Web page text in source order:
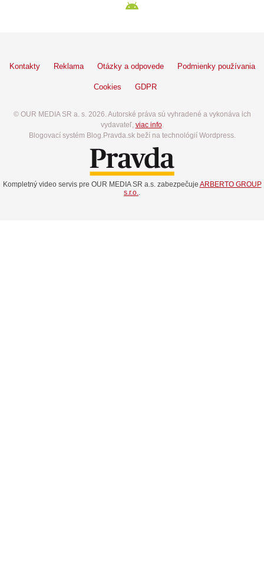
Kontakty Reklama Otázky a odpovede Podmienky používania
Cookies GDPR
© OUR MEDIA SR a. s. 2026. Autorské práva sú vyhradené a vykonáva ich
vydavateľ, viac info.
Blogovací systém Blog.Pravda.sk beží na technológií Wordpress.
Kompletný video servis pre OUR MEDIA SR a.s. zabezpečuje ARBERTO GROUP
s.r.o..